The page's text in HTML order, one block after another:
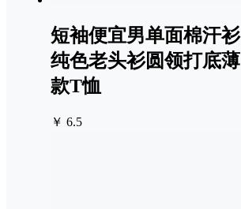
短袖便宜男单面棉汗衫
纯色老头衫圆领打底薄
款T恤
￥ 6.5